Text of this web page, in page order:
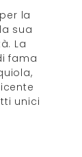
la
sua
La
fama
unici